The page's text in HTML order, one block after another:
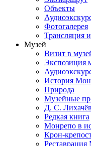
Объекты
Фотогалерея
Трансляция
Музей
Визит в
Экспозиция
История
Природа
Музейные
Д. С. Лихачёв
Редкая книга
Монрепо в
Крон-